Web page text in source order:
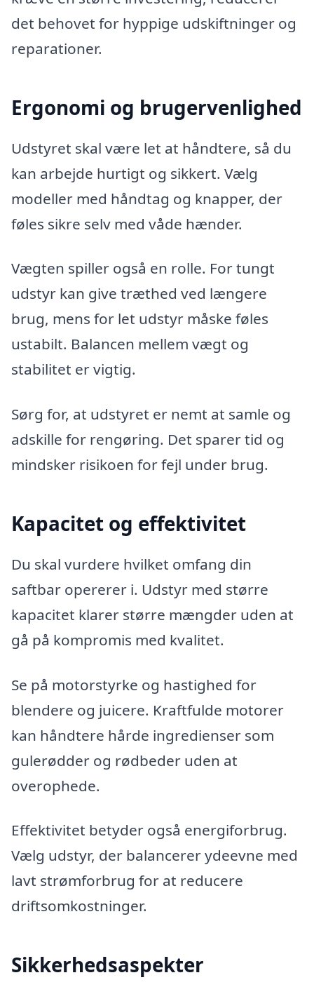
det behovet for hyppige udskiftninger og
reparationer.
Ergonomi og brugervenlighed
Udstyret skal være let at håndtere, så du
kan arbejde hurtigt og sikkert. Vælg
modeller med håndtag og knapper, der
føles sikre selv med våde hænder.
Vægten spiller også en rolle. For tungt
udstyr kan give træthed ved længere
brug, mens for let udstyr måske føles
ustabilt. Balancen mellem vægt og
stabilitet er vigtig.
Sørg for, at udstyret er nemt at samle og
adskille for rengøring. Det sparer tid og
mindsker risikoen for fejl under brug.
Kapacitet og effektivitet
Du skal vurdere hvilket omfang din
saftbar opererer i. Udstyr med større
kapacitet klarer større mængder uden at
gå på kompromis med kvalitet.
Se på motorstyrke og hastighed for
blendere og juicere. Kraftfulde motorer
kan håndtere hårde ingredienser som
gulerødder og rødbeder uden at
overophede.
Effektivitet betyder også energiforbrug.
Vælg udstyr, der balancerer ydeevne med
lavt strømforbrug for at reducere
driftsomkostninger.
Sikkerhedsaspekter